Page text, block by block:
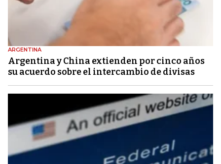
ARGENTINA
Argentina y China extienden por cinco años
su acuerdo sobre el intercambio de divisas